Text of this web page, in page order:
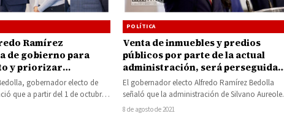
Ramírez
de gobierno para
y priorizar
gobernador electo de
que a partir del 1 de octubre
cambios en la…
POLÍTICA
Venta de inmuebles y predios
públicos por parte de la actual
administración, será perseguida
como fraude y corrupción: Alfredo
Ramírez
El gobernador electo Alfredo Ramírez Bedolla
señaló que la administración de Silvano Aureoles
persiste en su propósito de vender bienes…
8 de agosto de 2021